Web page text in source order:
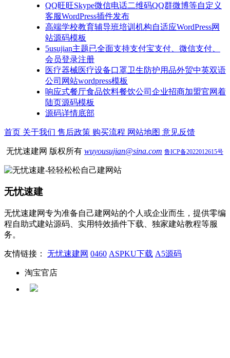
QQ旺旺Skype微信电话二维码QQ群微博等自定义
客服WordPress插件发布
高端学校教育辅导班培训机构自适应WordPress网
站源码模板
5usujian主题已全面支持支付宝支付、微信支付、
会员登录注册
医疗器械医疗设备口罩卫生防护用品外贸中英双语
公司网站wordpress模板
响应式餐厅食品饮料餐饮公司企业招商加盟官网着
陆页源码模板
源码详情底部
首页 关于我们 售后政策 购买流程 网站地图 意见反馈
无忧速建网 版权所有 wuyousujian@sina.com 鲁ICP备2022012615号
无忧速建
无忧速建网专为准备自己建网站的个人或企业而生，提供零编
程自助式建站源码、实用特效插件下载、独家建站教程等服
务。
友情链接： 无忧速建网 0460 ASPKU下载 A5源码
淘宝官店